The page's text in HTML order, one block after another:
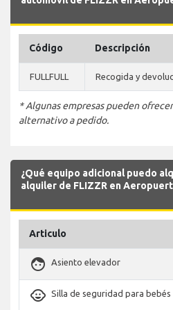
Código Descripción
FULLFULL Recogida y
* Algunas empresas pueden
alternativo a pedido.
¿Qué equipo adicional puedo
alquiler de FLIZZR en
Articulo
face Asiento elevador
child_care Silla de seguridad para bebés